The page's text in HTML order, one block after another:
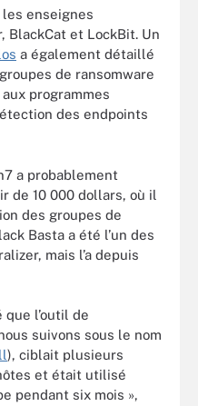
enseignes
BlackCat et LockBit. Un
a également détaillé
de ransomware
programmes
des endpoints
a probablement
de 10 000 dollars, où il
des groupes de
Basta a été l’un des
mais l’a depuis
l’outil de
suivons sous le nom
), ciblait plusieurs
et était utilisé
pendant six mois »,